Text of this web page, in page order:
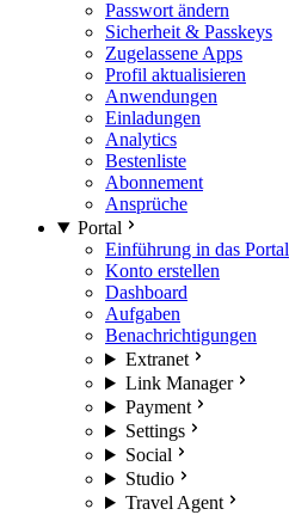
Passwort ändern
Sicherheit & Passkeys
Zugelassene Apps
Profil aktualisieren
Anwendungen
Einladungen
Analytics
Bestenliste
Abonnement
Ansprüche
Portal
Einführung in das Portal
Konto erstellen
Dashboard
Aufgaben
Benachrichtigungen
Extranet
Link Manager
Payment
Settings
Social
Studio
Travel Agent